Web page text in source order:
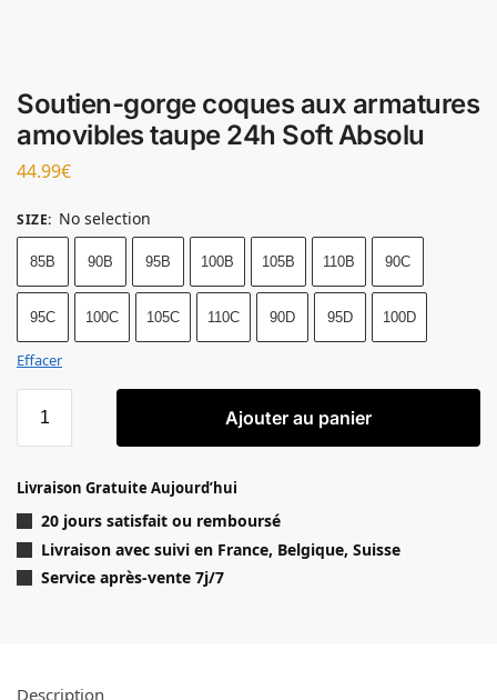
Soutien-gorge coques aux armatures
amovibles taupe 24h Soft Absolu
44.99€
SIZE: No selection
85B 90B 95B 100B 105B 110B 90C
95C 100C 105C 110C 90D 95D 100D
Effacer
Ajouter au panier
Livraison Gratuite Aujourd’hui
20 jours satisfait ou remboursé
Livraison avec suivi en France, Belgique, Suisse
Service après-vente 7j/7
Description